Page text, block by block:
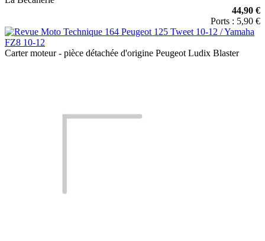
44,90 €
Ports : 5,90 €
Carter moteur - pièce détachée d'origine Peugeot Ludix Blaster